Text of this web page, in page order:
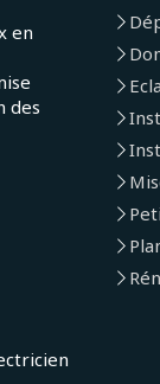
en
des